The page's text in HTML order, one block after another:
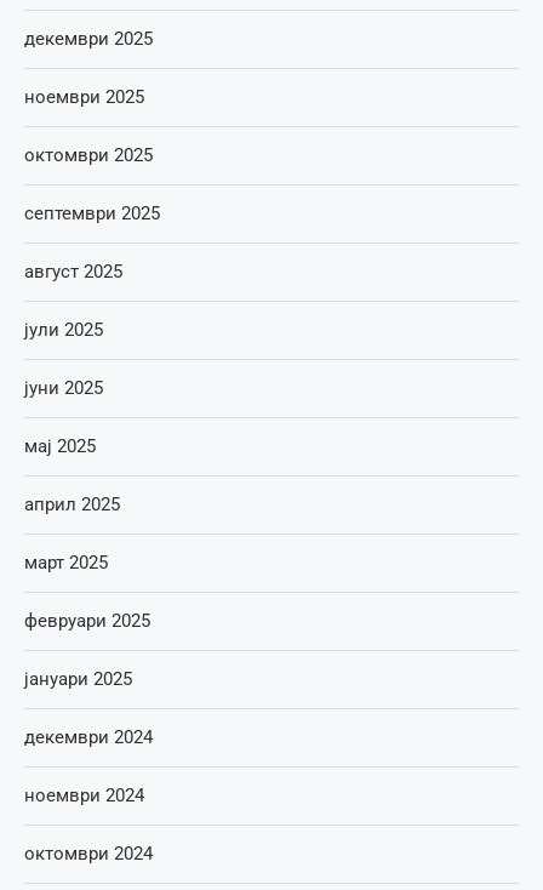
декември 2025
ноември 2025
октомври 2025
септември 2025
август 2025
јули 2025
јуни 2025
мај 2025
април 2025
март 2025
февруари 2025
јануари 2025
декември 2024
ноември 2024
октомври 2024